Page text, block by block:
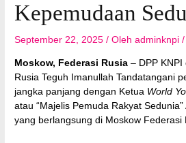
Kepemudaan
September 22, 2025 / Olehadminknpi
Moskow, Federasi Rusia – DPP KNPI
Rusia Teguh Imanullah Tandatangani
jangka panjang dengan Ketua World
atau “Majelis Pemuda Rakyat
yang berlangsung di Moskow Federasi